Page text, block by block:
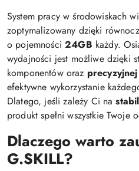
System pracy w środowiskach
zoptymalizowany dzięki
o pojemności24GB każdy.
wydajności jest możliwe dzięki
komponentów oraz
efektywne wykorzystanie
Dlatego, jeśli zależy Ci na
produkt spełni wszystkie Twoje
Dlaczego warto
G.SKILL?